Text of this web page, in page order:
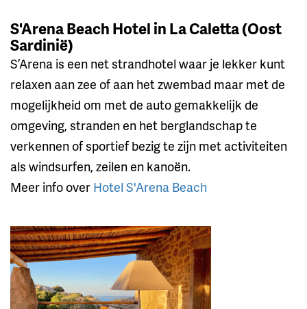
S'Arena Beach Hotel in La Caletta (Oost
Sardinië)
S’Arena is een net strandhotel waar je lekker kunt
relaxen aan zee of aan het zwembad maar met de
mogelijkheid om met de auto gemakkelijk de
omgeving, stranden en het berglandschap te
verkennen of sportief bezig te zijn met activiteiten
als windsurfen, zeilen en kanoën.
Meer info over Hotel S'Arena Beach